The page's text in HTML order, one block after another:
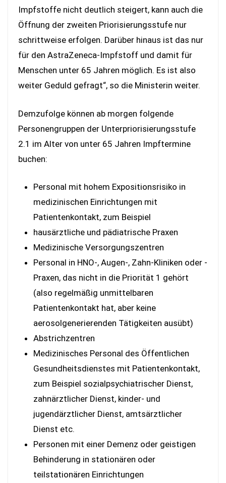
Impfstoffe nicht deutlich steigert, kann auch die
Öffnung der zweiten Priorisierungsstufe nur
schrittweise erfolgen. Darüber hinaus ist das nur
für den AstraZeneca-Impfstoff und damit für
Menschen unter 65 Jahren möglich. Es ist also
weiter Geduld gefragt“, so die Ministerin weiter.
Demzufolge können ab morgen folgende
Personengruppen der Unterpriorisierungsstufe
2.1 im Alter von unter 65 Jahren Impftermine
buchen:
Personal mit hohem Expositionsrisiko in
medizinischen Einrichtungen mit
Patientenkontakt, zum Beispiel
hausärztliche und pädiatrische Praxen
Medizinische Versorgungszentren
Personal in HNO-, Augen-, Zahn-Kliniken oder -
Praxen, das nicht in die Priorität 1 gehört
(also regelmäßig unmittelbaren
Patientenkontakt hat, aber keine
aerosolgenerierenden Tätigkeiten ausübt)
Abstrichzentren
Medizinisches Personal des Öffentlichen
Gesundheitsdienstes mit Patientenkontakt,
zum Beispiel sozialpsychiatrischer Dienst,
zahnärztlicher Dienst, kinder- und
jugendärztlicher Dienst, amtsärztlicher
Dienst etc.
Personen mit einer Demenz oder geistigen
Behinderung in stationären oder
teilstationären Einrichtungen